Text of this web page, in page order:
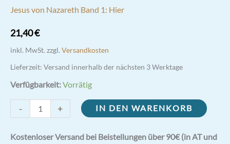
Jesus von Nazareth Band 1: Hier
21,40€
inkl. MwSt. zzgl. Versandkosten
Lieferzeit: Versand innerhalb der nächsten 3 Werktage
Verfügbarkeit:Vorrätig
-
von
Nazareth
+ IN DEN WARENKORB
Kostenloser Versand bei Beistellungen über 90€ (in AT und